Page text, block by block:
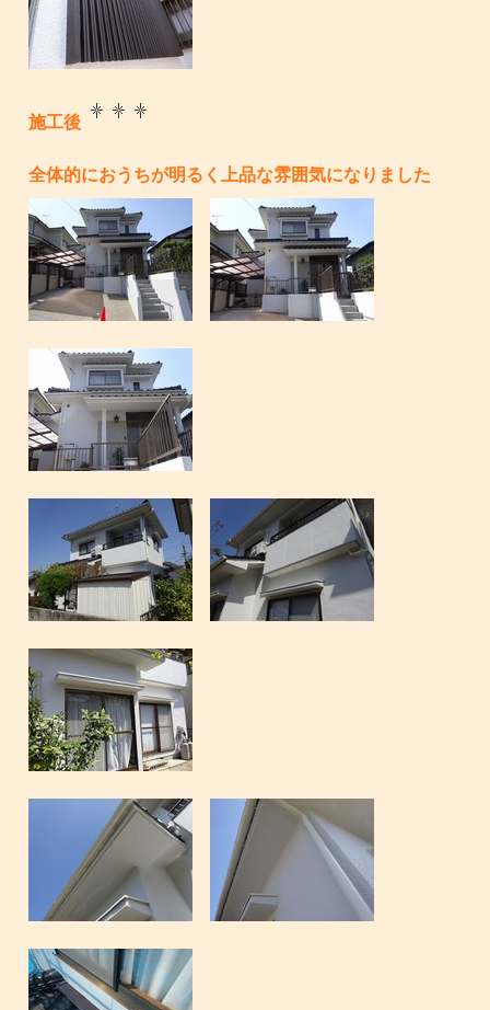
施工後
全体的におうちが明るく上品な雰囲気になりました